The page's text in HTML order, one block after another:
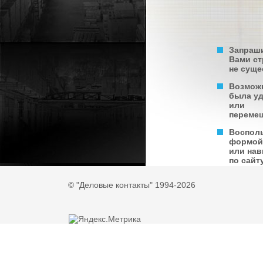
Вами
не
была
или
формой
или
по
© "Деловые контакты" 1994-2026